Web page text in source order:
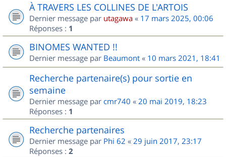
À TRAVERS LES COLLINES DE L'ARTOIS
Dernier message par utagawa « 17 mars 2025, 00:06
Réponses : 1
BINOMES WANTED !!
Dernier message par Beaumont « 10 mars 2021, 18:41
Recherche partenaire(s) pour sortie en
semaine
Dernier message par cmr740 « 20 mai 2019, 18:23
Réponses : 1
Recherche partenaires
Dernier message par Phi 62 « 29 juin 2017, 23:17
Réponses : 2